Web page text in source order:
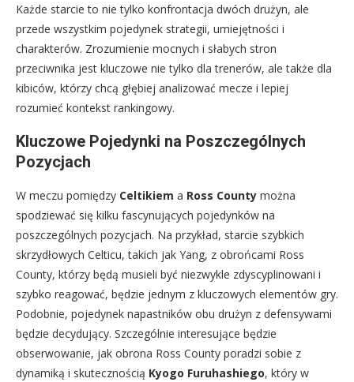
Każde starcie to nie tylko konfrontacja dwóch drużyn, ale
przede wszystkim pojedynek strategii, umiejętności i
charakterów. Zrozumienie mocnych i słabych stron
przeciwnika jest kluczowe nie tylko dla trenerów, ale także dla
kibiców, którzy chcą głębiej analizować mecze i lepiej
rozumieć kontekst rankingowy.
Kluczowe Pojedynki na Poszczególnych
Pozycjach
W meczu pomiędzy Celtikiem a Ross County można
spodziewać się kilku fascynujących pojedynków na
poszczególnych pozycjach. Na przykład, starcie szybkich
skrzydłowych Celticu, takich jak Yang, z obrońcami Ross
County, którzy będą musieli być niezwykle zdyscyplinowani i
szybko reagować, będzie jednym z kluczowych elementów gry.
Podobnie, pojedynek napastników obu drużyn z defensywami
będzie decydujący. Szczególnie interesujące będzie
obserwowanie, jak obrona Ross County poradzi sobie z
dynamiką i skutecznością Kyogo Furuhashiego, który w